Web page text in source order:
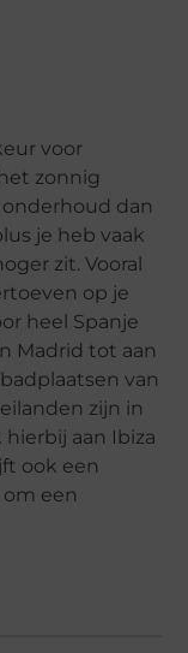
voor
zonnig
dan
je heb vaak
zit. Vooral
op je
heel Spanje
Madrid tot aan
van
zijn in
aan Ibiza
ook een
een